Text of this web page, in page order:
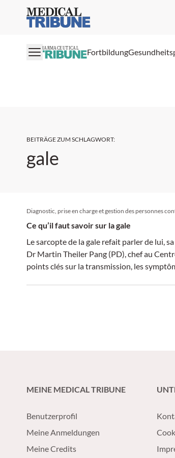
Medical Tribune
PHARMACEUTICAL Fortbildung
BEITRÄGE ZUM SCHLAGWORT:
gale
Diagnostic, prise en charge et gestion des personnes
Ce qu’il faut savoir sur la gale
Le sarcopte de la gale refait parler de lui,
Dr Martin Theiler Pang (PD), chef au
points clés sur la transmission, les
MEINE MEDICAL TRIBUNE
Benutzerprofil
Meine Anmeldungen
Meine Credits